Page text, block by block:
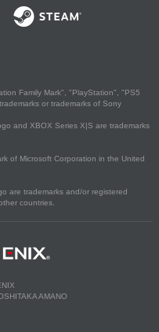
Family Mark", "PlayStation", "PS5
or trademarks of Sony
and XBOX Series X|S are trademarks
of Microsoft Corporation in the United
are trademarks and/or registered
countries.
AMANO